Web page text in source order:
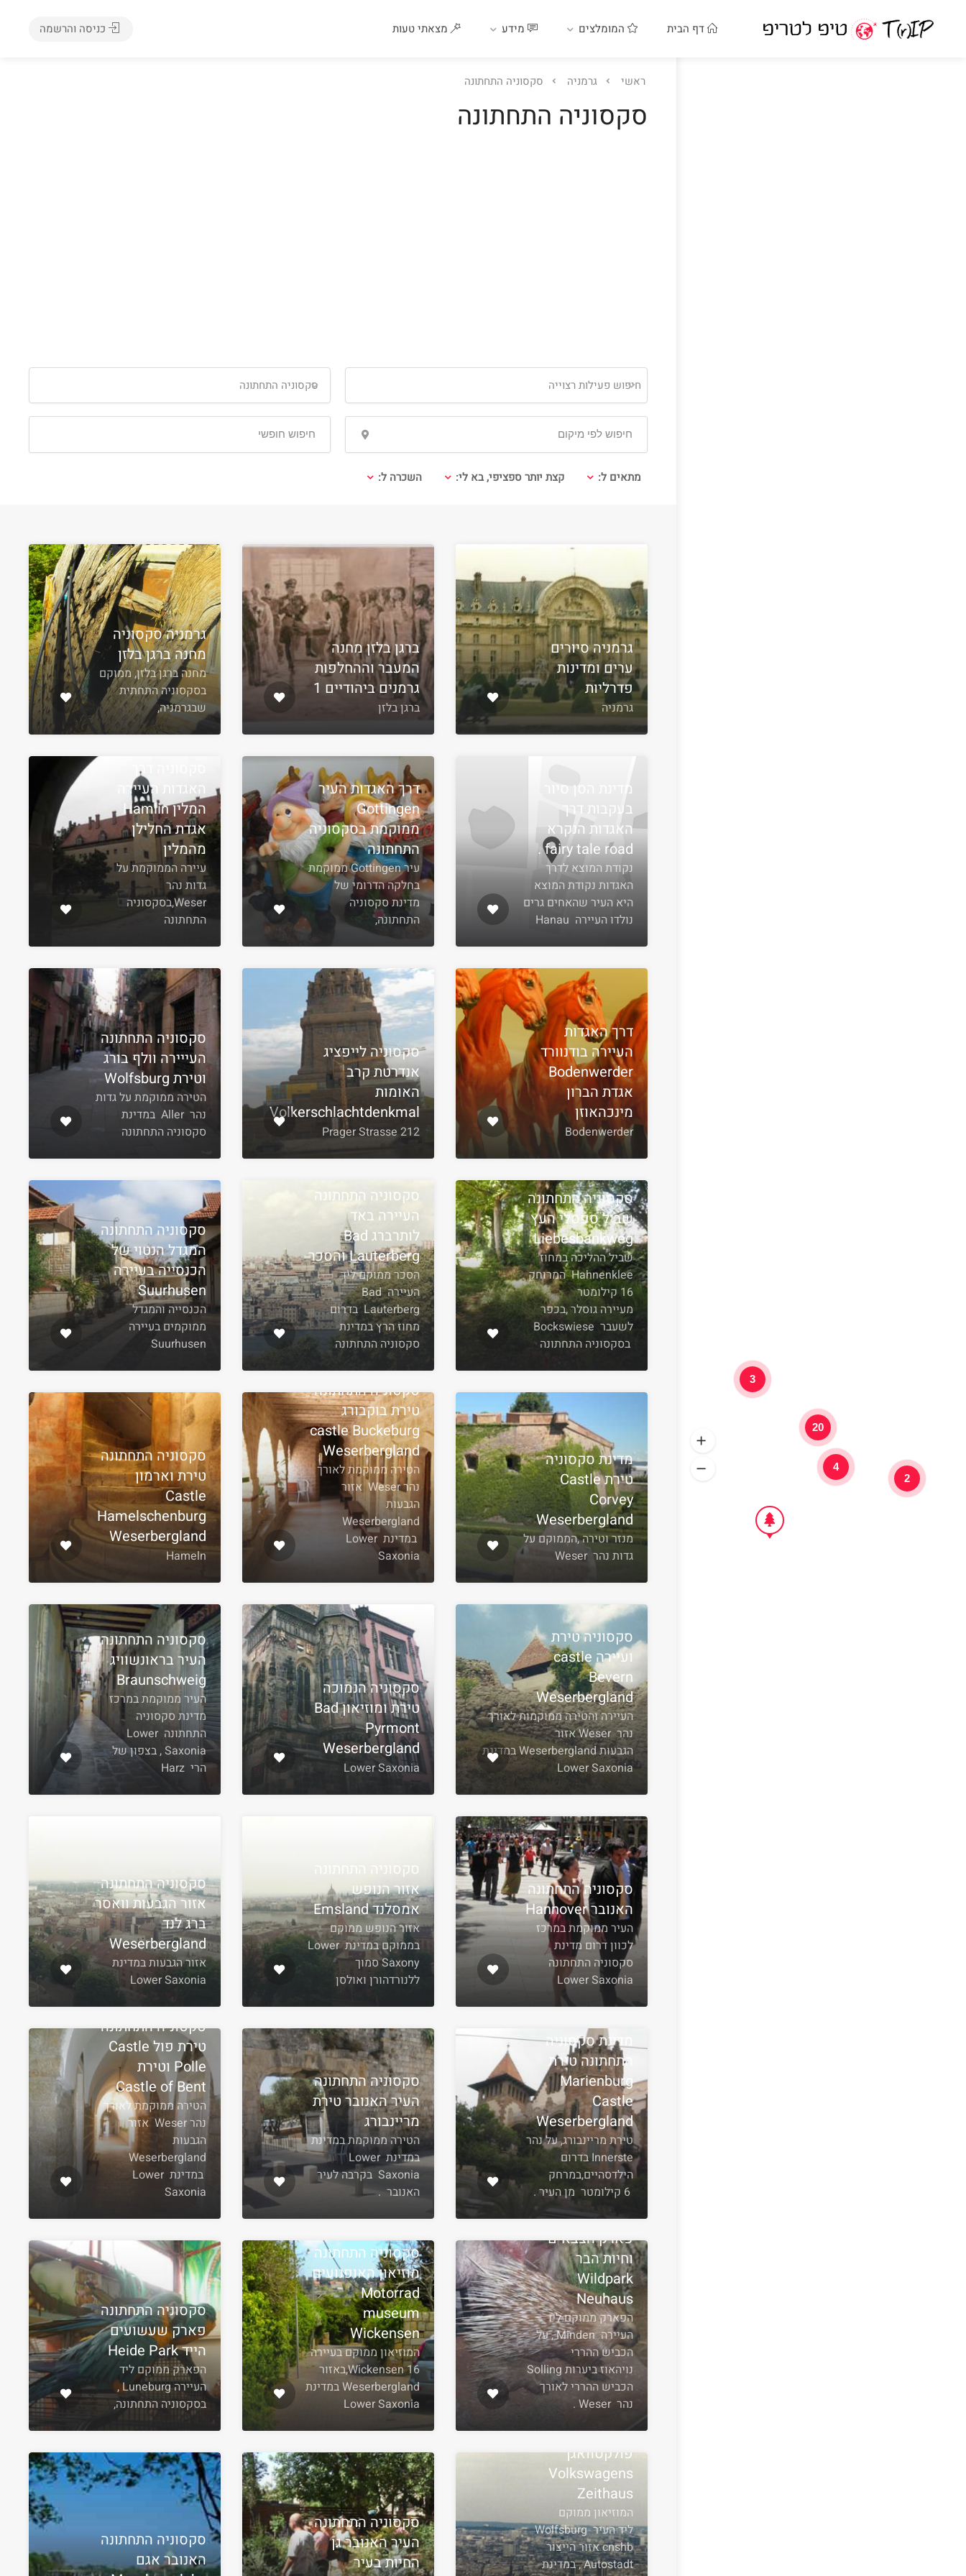
דף הבית המומלצים מידע מצאתי טעות כניסה והרשמה
ראשי גרמניה סקסוניה התחתונה
סקסוניה התחתונה
סקסוניה התחתונה חיפוש פעילות רצוייה
מתאים ל: קצת יותר ספציפי, בא לי: השכרה ל:
גרמניה סיורים
ערים ומדינות
פדרליות
גרמניה
ברגן בלזן מחנה
המעבר וההחלפות
גרמנים ביהודיים 1
ברגן בלזן
גרמניה סקסוניה
מחנה ברגן בלזן
מחנה ברגן בלזן, ממוקם
בסקסוניה התחתית
שבגרמניה,
מדינת הסן סיור
בעקבות דרך
האגדות הנקרא
fairy tale road .
נקודת המוצא לדרך
האגדות נקודת המוצא
היא העיר שהאחים גרים
נולדו העיירה Hanau
דרך האגדות העיר
Gottingen
ממוקמת בסקסוניה
התחתונה
עיר Gottingen ממוקמת
בחלקה הדרומי של
מדינת סקסוניה
התחתונה,
סקסוניה דרך
האגדות העיירה
המלין Hamlin
אגדת החלילן
מהמלין
עיירה הממוקמת על
גדות נהר
Weser,בסקסוניה
התחתונה
דרך האגדות
העיירה בודנוורד
Bodenwerder
אגדת הברון
מינכהאוזן
Bodenwerder
סקסוניה לייפציג
אנדרטת קרב
האומות
Volkerschlachtdenkmal
Prager Strasse 212
סקסוניה התחתונה
העייירה וולף בורג
וטירת Wolfsburg
הטירה ממוקמת על גדות
נהר Aller במדינת
סקסוניה התחתונה
סקסוניה התחתונה
שביל ספסלי העץ
Liebesbankweg
שביל ההליכה במחוז
Hahnenklee המרוחק
16 קילומטר
מעיירה גוסלר ,בכפר
לשעבר Bockswiese
בסקסוניה התחתונה
סקסוניה התחתונה
העיירה באד
לותרברג Bad
Lauterberg והסכר
הסכר ממוקם ליד
העיירה Bad
Lauterberg בדרום
מחוז הרץ במדינת
סקסוניה התחתונה
סקסוניה התחתונה
המגדל הנטוי של
הכנסייה בעיירה
Suurhusen
הכנסייה והמגדל
ממוקמים בעיירה
Suurhusen
מדינת סקסוניה
טירת Castle
Corvey
Weserbergland
מנזר וטירה ,הממוקם על
גדות נהר Weser
סקסוניה התחתונה
טירת בוקבורג
castle Buckeburg
Weserbergland
הטירה ממוקמת לאורך
נהר Weser אזור
הגבעות
Weserbergland
במדינת Lower
Saxonia
סקסוניה התחתונה
טירת וארמון
Castle
Hamelschenburg
Weserbergland
Hameln
סקסוניה טירת
ועיירה castle
Bevern
Weserbergland
העיירה והטירה ממוקמות לאורך
נהר Weser אזור
הגבעות Weserbergland במדינת
Lower Saxonia
סקסוניה הנמוכה
טירת ומוזיאון Bad
Pyrmont
Weserbergland
Lower Saxonia
סקסוניה התחתונה
העיר בראונשוויג
Braunschweig
העיר ממוקמת במרכז
מדינת סקסוניה
התחתונה Lower
Saxonia , בצפון של
הרי Harz
סקסוניה התחתונה
האנובר Hannover
העיר ממוקמת במרכז
לכוון דרום מדינת
סקסוניה התחתונה
Lower Saxonia
סקסוניה התחתונה
אזור הנופש
אמסלנד Emsland
אזור הנופש ממוקם
בממוקם במדינת Lower
Saxony סמוך
ללנורדהורן ואולסן
סקסוניה התחתונה
אזור הגבעות וואסר
ברג לנד
Weserbergland
אזור הגבעות במדינת
Lower Saxonia
מדינת סקסוניה
התחתונה טירת
Marienburg
Castle
Weserbergland
טירת מריינבורג, על נהר
Innerste בדרום
הילדסהיים,במרחק
6 קילומטר מן העיר .
סקסוניה התחתונה
העיר האנובר טירת
מריינבורג
הטירה ממוקמת במדינת
במדינת Lower
Saxonia בקרבה לעיר
האנובר .
סקסוניה התחתונה
טירת פול Castle
Polle וטירת
Castle of Bent
הטירה ממוקמת לאורך
נהר Weser אזור
הגבעות
Weserbergland
במדינת Lower
Saxonia
סקסוניה התחתונה
פארק הצבאים
וחיות הבר
Wildpark
Neuhaus
הפארק ממוקם ליד
העיירה Minden , על
הכביש ההררי
הכביש ההררי לאורך
נהר Weser .
סקסוניה התחתונה
מוזיאון האופנועים
Motorrad
museum
Wickensen
המוזיאון ממוקם בעיירה
Wickensen 16,באזור
Weserbergland במדינת
Lower Saxonia
סקסוניה התחתונה
פארק שעשועים
הייד Heide Park
הפארק ממוקם ליד
העיירה Luneburg ,
בסקסוניה התחתונה,
סקסוניה התחתונה
גרמניה מוזיאון
פולקסוואגן
Volkswagens
Zeithaus
המוזיאון ממוקם
ליד העיר Wolfsburg
cnshb אזור הייצור
Autostadt , במדינת
סקסוניה התחתונה
העיר האנובר גן
החיות בעיר
סקסוניה התחתונה
האנובר אגם
3
2
4
20